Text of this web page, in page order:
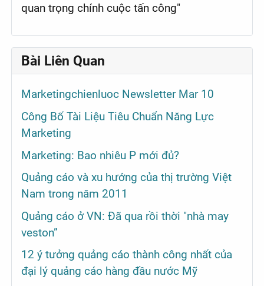
quan trọng chính cuộc tấn công"
Bài Liên Quan
Marketingchienluoc Newsletter Mar 10
Công Bố Tài Liệu Tiêu Chuẩn Năng Lực
Marketing
Marketing: Bao nhiêu P mới đủ?
Quảng cáo và xu hướng của thị trường Việt
Nam trong năm 2011
Quảng cáo ở VN: Đã qua rồi thời "nhà may
veston”
12 ý tưởng quảng cáo thành công nhất của
đại lý quảng cáo hàng đầu nước Mỹ